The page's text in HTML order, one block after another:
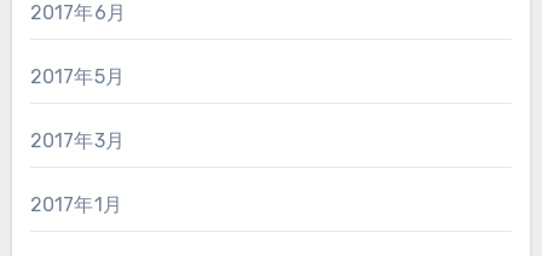
2017年6月
2017年5月
2017年3月
2017年1月